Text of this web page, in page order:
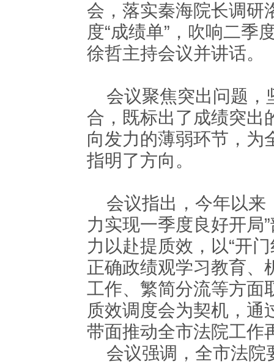
会，落实秦海院长调研
度“成绩单”，吹响二季
徐哲主持会议并讲话。
会议聚焦突出问题，
合，既标出了成绩突出
向发力的薄弱环节，为
指明了方向。
会议指出，今年以来
力实现一季度良好开局
力以赴提质效，以“开
正确政绩观学习教育、
工作、繁简分流等方面
质效调度会为契机，通
带面推动全市法院工作
会议强调，全市法院